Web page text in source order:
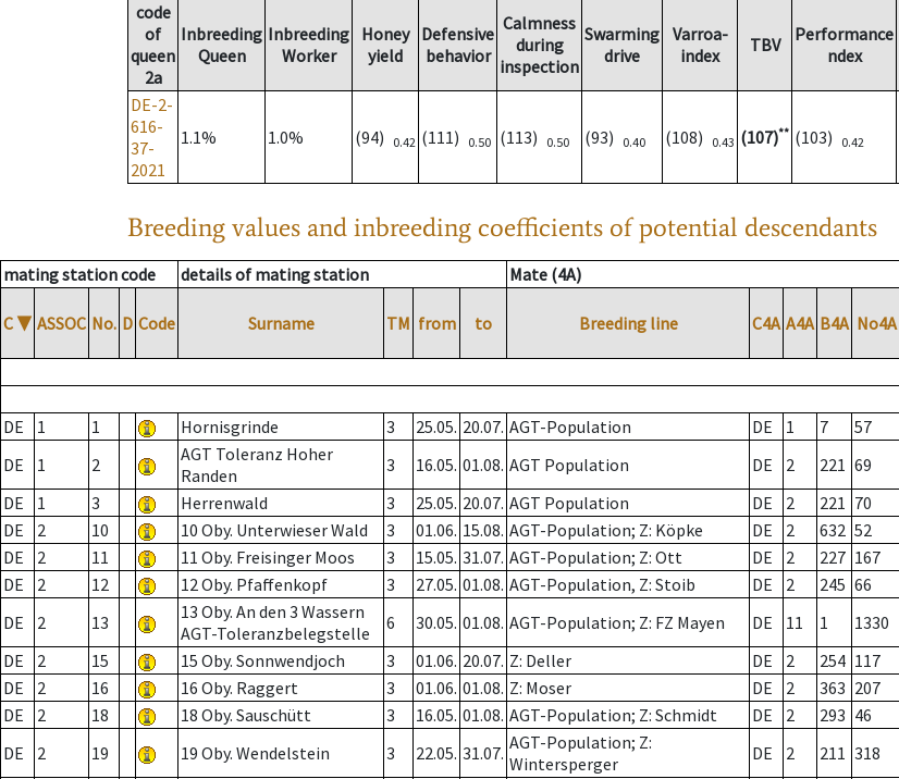
code
of
queen
2a
Inbreeding
Queen
Inbreeding
Worker
Honey
yield
Defensive
behavior
Calmness
during
inspection
Swarming
drive
Varroa-
index
TBV
Performance
ndex
DE-2-
616-
37-
2021
1.1% 1.0% (94) 0.42 (111) 0.50 (113) 0.50 (93) 0.40 (108) 0.43 (107)** (103) 0.42
Breeding values and inbreeding coefficients of potential descendants
mating station code details of mating station Mate (4A)
C ▼ ASSOC No. D Code Surname TM from to Breeding line C4A A4A B4A No4A
DE
1 1 Hornisgrinde 3 25.05. 20.07. AGT-Population DE 1 7 57
DE
1 2
AGT Toleranz Hoher
Randen
3 16.05. 01.08. AGT Population DE 2 221 69
DE
1 3 Herrenwald 3 25.05. 20.07. AGT Population DE 2 221 70
DE
2 10 10 Oby. Unterwieser Wald 3 01.06. 15.08. AGT-Population; Z: Köpke DE 2 632 52
DE
2 11 11 Oby. Freisinger Moos 3 15.05. 31.07. AGT-Population; Z: Ott DE 2 227 167
DE
2 12 12 Oby. Pfaffenkopf 3 27.05. 01.08. AGT-Population, Z: Stoib DE 2 245 66
DE
2 13
13 Oby. An den 3 Wassern
AGT-Toleranzbelegstelle
6 30.05. 01.08. AGT-Population; Z: FZ Mayen DE 11 1 1330
DE
2 15 15 Oby. Sonnwendjoch 3 01.06. 20.07. Z: Deller DE 2 254 117
DE
2 16 16 Oby. Raggert 3 01.06. 01.08. Z: Moser DE 2 363 207
DE
2 18 18 Oby. Sauschütt 3 16.05. 01.08. AGT-Population; Z: Schmidt DE 2 293 46
DE
2 19 19 Oby. Wendelstein 3 22.05. 31.07. AGT-Population; Z:
Wintersperger
DE 2 211 318